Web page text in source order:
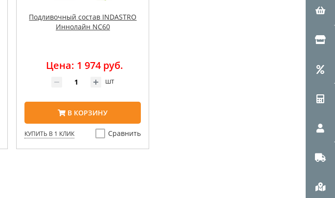
Подливочный состав INDASTRO
Иннолайн NC60
Цена: 1 974 руб.
шт
В КОРЗИНУ
КУПИТЬ В 1 КЛИК Сравнить